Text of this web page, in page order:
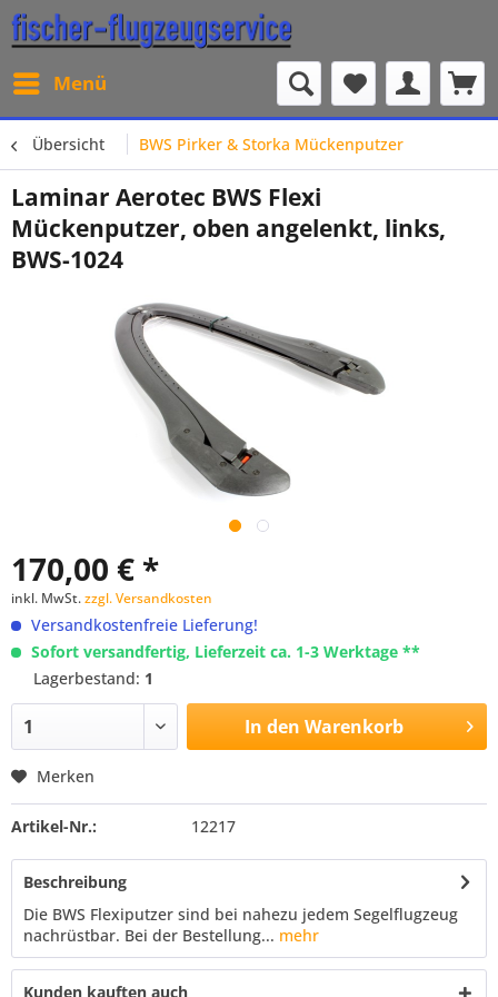
Menü
Übersicht BWS Pirker & Storka Mückenputzer
Laminar Aerotec BWS Flexi
Mückenputzer, oben angelenkt, links,
BWS-1024
170,00 € *
inkl. MwSt.zzgl. Versandkosten
Versandkostenfreie Lieferung!
Sofort versandfertig, Lieferzeit ca. 1-3 Werktage **
Lagerbestand: 1
In den Warenkorb
Merken
Artikel-Nr.: 12217
Beschreibung
Die BWS Flexiputzer sind bei nahezu jedem Segelflugzeug
nachrüstbar. Bei der Bestellung... mehr
Kunden kauften auch